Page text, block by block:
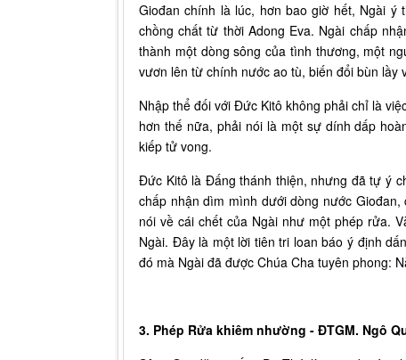
Giođan chính là lúc, hơn bao giờ hết, Ngài
chồng chất từ thời Adong Eva. Ngài chấp
thành một dòng sông của tình thương, một
vươn lên từ chính nước ao tù, biến đổi bùn lầy
Nhập thể đối với Đức Kitô không phải chỉ là
hơn thế nữa, phải nói là một sự dính dấp
kiếp tử vong.
Đức Kitô là Đấng thánh thiện, nhưng đã tự ý
chấp nhận dìm mình dưới dòng nước
nói về cái chết của Ngài như một phép rửa.
Ngài. Đây là một lời tiên tri loan báo ý định
đó mà Ngài đã được Chúa Cha tuyên phong:
3. Phép Rửa khiêm nhường - ĐTGM. Ngô